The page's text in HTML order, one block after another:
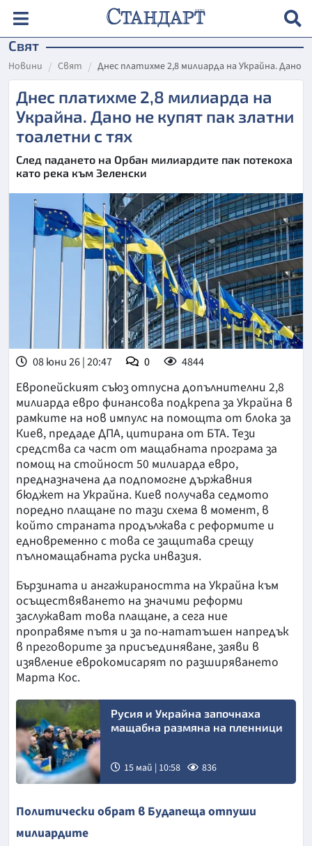
Свят
Новини Свят Днес платихме 2,8 милиарда на Украйна. Дано
Днес платихме 2,8 милиарда на
Украйна. Дано не купят пак златни
тоалетни с тях
След падането на Орбан милиардите пак потекоха
като река към Зеленски
08 юни 26 | 20:47 0 4844
Европейският съюз отпусна допълнителни 2,8
милиарда евро финансова подкрепа за Украйна в
рамките на нов импулс на помощта от блока за
Киев, предаде ДПА, цитирана от БТА. Тези
средства са част от мащабната програма за
помощ на стойност 50 милиарда евро,
предназначена да подпомогне държавния
бюджет на Украйна. Киев получава седмото
поредно плащане по тази схема в момент, в
който страната продължава с реформите и
едновременно с това се защитава срещу
пълномащабната руска инвазия.
Бързината и ангажираността на Украйна към
осъществяването на значими реформи
заслужават това плащане, а сега ние
проправяме пътя и за по-нататъшен напредък
в преговорите за присъединяване, заяви в
изявление еврокомисарят по разширяването
Марта Кос.
Укринформ
Русия и Украйна започнаха
мащабна размяна на пленници
15 май | 10:58 836
Политически обрат в Будапеща отпуши
милиардите